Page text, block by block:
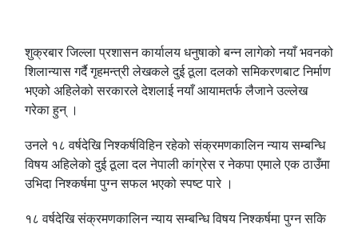
शुक्रबार जिल्ला प्रशासन कार्यालय धनुषाको बन्न लागेको नयाँ भवनको
शिलान्यास गर्दै गृहमन्त्री लेखकले दुई ठूला दलको समिकरणबाट निर्माण
भएको अहिलेको सरकारले देशलाई नयाँ आयामतर्फ लैजाने उल्लेख
गरेका हुन् ।
उनले १८ वर्षदेखि निश्कर्षविहिन रहेको संक्रमणकालिन न्याय सम्बन्धि
विषय अहिलेको दुई ठूला दल नेपाली कांग्रेस र नेकपा एमाले एक ठाउँमा
उभिदा निश्कर्षमा पुग्न सफल भएको स्पष्ट पारे ।
१८ वर्षदेखि संक्रमणकालिन न्याय सम्बन्धि विषय निश्कर्षमा पुग्न सकि